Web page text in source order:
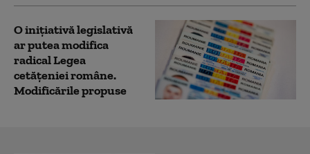
O inițiativă legislativă
ar putea modifica
radical Legea
cetățeniei române.
Modificările propuse